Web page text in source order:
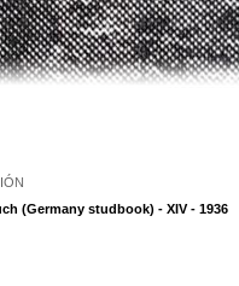
(Germany studbook) - XIV - 1936